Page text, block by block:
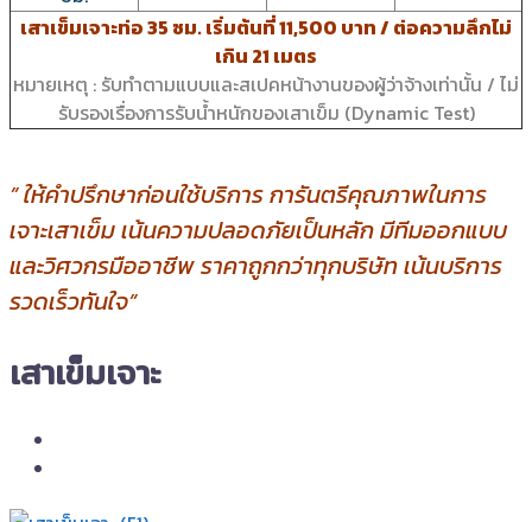
เสาเข็มเจาะท่อ 35 ซม. เริ่มต้นที่ 11,500 บาท / ต่อความลึกไม่
เกิน 21 เมตร
หมายเหตุ : รับทำตามแบบและสเปคหน้างานของผู้ว่าจ้างเท่านั้น / ไม่
รับรองเรื่องการรับน้ำหนักของเสาเข็ม (Dynamic Test)
” ให้คำปรึกษาก่อนใช้บริการ การันตรีคุณภาพในการ
เจาะเสาเข็ม เน้นความปลอดภัยเป็นหลัก มีทีมออกแบบ
และวิศวกรมืออาชีพ ราคาถูกกว่าทุกบริษัท เน้นบริการ
รวดเร็วทันใจ”
เสาเข็มเจาะ